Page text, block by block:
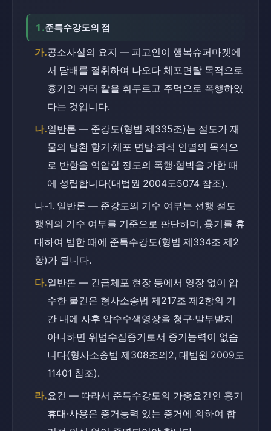
1.준특수강도의 점
가.공소사실의 요지 — 피고인이 행복슈퍼마켓에
서 담배를 절취하여 나오다 체포면탈 목적으로
흉기인 커터 칼을 휘두르고 주먹으로 폭행하였
다는 것입니다.
나.일반론 — 준강도(형법 제335조)는 절도가 재
물의 탈환 항거·체포 면탈·죄적 인멸의 목적으
로 반항을 억압할 정도의 폭행·협박을 가한 때
에 성립합니다(대법원 2004도5074 참조).
나-1. 일반론 — 준강도의 기수 여부는 선행 절도
행위의 기수 여부를 기준으로 판단하며, 흉기를 휴
대하여 범한 때에 준특수강도(형법 제334조 제2
항)가 됩니다.
다.일반론 — 긴급체포 현장 등에서 영장 없이 압
수한 물건은 형사소송법 제217조 제2항의 기
간 내에 사후 압수수색영장을 청구·발부받지
아니하면 위법수집증거로서 증거능력이 없습
니다(형사소송법 제308조의2, 대법원 2009도
11401 참조).
라.요건 — 따라서 준특수강도의 가중요건인 흉기
휴대·사용은 증거능력 있는 증거에 의하여 합